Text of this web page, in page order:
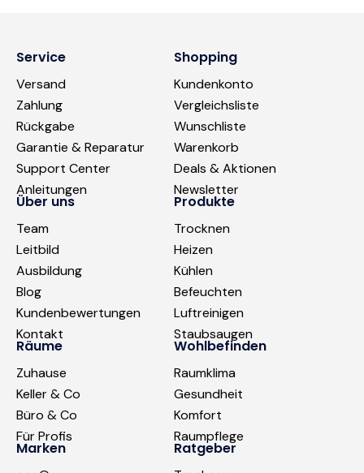
Service
Versand
Zahlung
Rückgabe
Garantie & Reparatur
Support Center
Anleitungen
Shopping
Kundenkonto
Vergleichsliste
Wunschliste
Warenkorb
Deals & Aktionen
Newsletter
Über uns
Team
Leitbild
Ausbildung
Blog
Kundenbewertungen
Kontakt
Produkte
Trocknen
Heizen
Kühlen
Befeuchten
Luftreinigen
Staubsaugen
Räume
Zuhause
Keller & Co
Büro & Co
Für Profis
Wohlbefinden
Raumklima
Gesundheit
Komfort
Raumpflege
Marken Ratgeber